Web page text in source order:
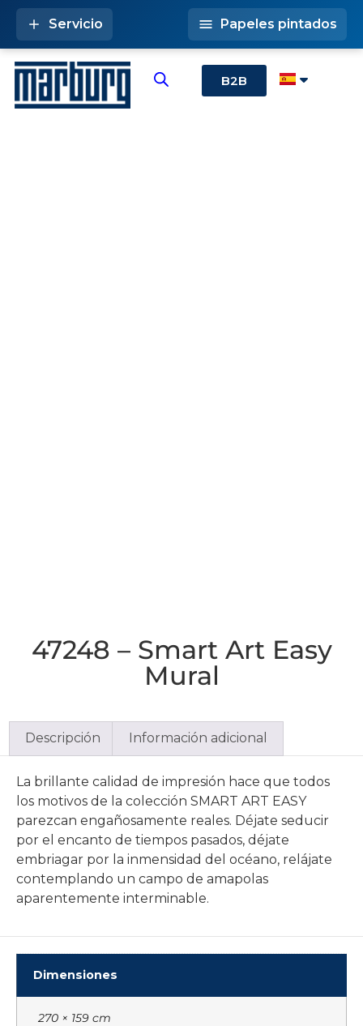
B2B
Servicio Papeles pintados
47248 – Smart Art Easy
Mural
Descripción Información adicional
La brillante calidad de impresión hace que todos
los motivos de la colección SMART ART EASY
parezcan engañosamente reales. Déjate seducir
por el encanto de tiempos pasados, déjate
embriagar por la inmensidad del océano, relájate
contemplando un campo de amapolas
aparentemente interminable.
Dimensiones
270 × 159 cm